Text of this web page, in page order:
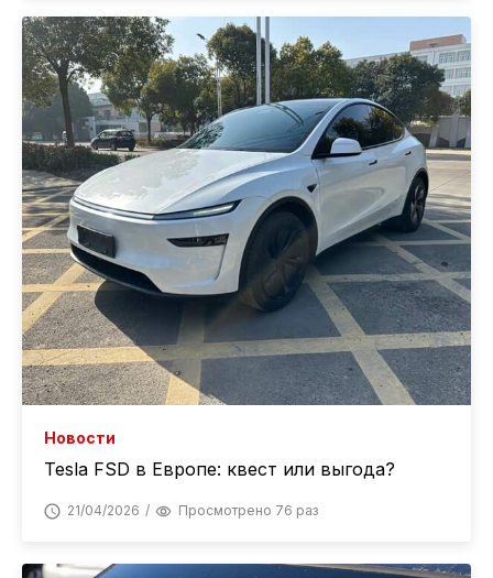
Новости
Tesla FSD в Европе: квест или выгода?
21/04/2026 Просмотрено 76 раз